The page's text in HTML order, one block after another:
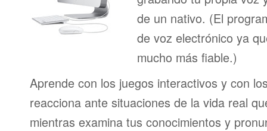
de un nativo. (El
de voz electrónico ya
mucho más fiable.)
Aprende con los juegos interactivos y con
reacciona ante situaciones de la vida real
mientras examina tus conocimientos y